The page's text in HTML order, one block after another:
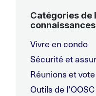
Catégories de
connaissances
Vivre en condo
Sécurité et
Réunions et vote
Outils de